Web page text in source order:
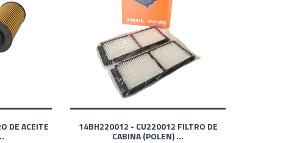
DE ACEITE 14BH220012 - CU220012 FILTRO DE
CABINA (POLEN) ...